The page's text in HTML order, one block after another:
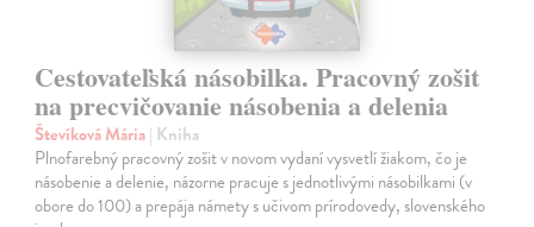
Cestovateľská násobilka. Pracovný zošit
na precvičovanie násobenia a delenia
Števíková Mária| Kniha
Plnofarebný pracovný zošit v novom vydaní vysvetlí žiakom, čo je
násobenie a delenie, názorne pracuje s jednotlivými násobilkami (v
obore do 100) a prepája námety s učivom prírodovedy, slovenského